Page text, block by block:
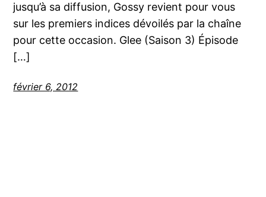
jusqu’à sa diffusion, Gossy revient pour vous
sur les premiers indices dévoilés par la chaîne
pour cette occasion. Glee (Saison 3) Épisode
[…]
février 6, 2012